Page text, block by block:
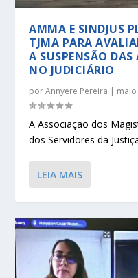
AMMA E SINDJUS
TJMA PARA
A SUSPENSÃO DAS
NO JUDICIÁRIO
porAnnyere Pereira | maio
A Associação dos
dos Servidores da
LEIA MAIS